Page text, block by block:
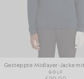
GOLF